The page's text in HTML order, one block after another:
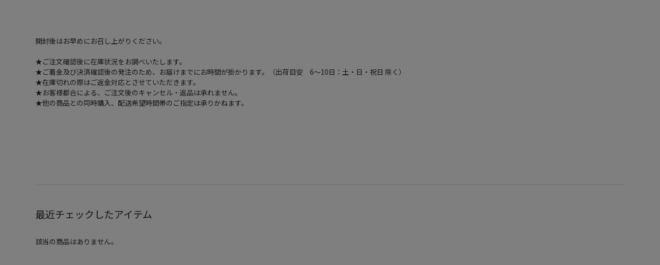
開封後はお早めにお召し上がりください。
★ご注文確認後に在庫状況をお調べいたします。
★ご着金及び決済確認後の発注のため、お届けまでにお時間が掛かります。（出荷目安 6～10日：土・日・祝日 除く）
★在庫切れの際はご返金対応とさせていただきます。
★お客様都合による、ご注文後のキャンセル・返品は承れません。
★他の商品との同時購入、配送希望時間帯のご指定は承りかねます。
最近チェックしたアイテム
該当の商品はありません。